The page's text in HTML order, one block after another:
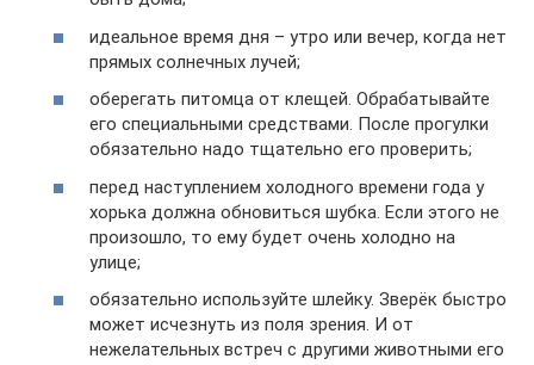
идеальное время дня – утро или вечер, когда нет
прямых солнечных лучей;
оберегать питомца от клещей. Обрабатывайте
его специальными средствами. После прогулки
обязательно надо тщательно его проверить;
перед наступлением холодного времени года у
хорька должна обновиться шубка. Если этого не
произошло, то ему будет очень холодно на
улице;
обязательно используйте шлейку. Зверёк быстро
может исчезнуть из поля зрения. И от
нежелательных встреч с другими животными его